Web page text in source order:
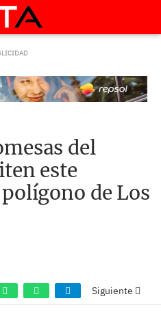
del
este
de Los
Siguiente